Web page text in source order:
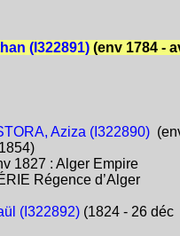
(I322891)(env 1784 -
Aziza (I322890)
1827 : Alger Empire
Régence d’Alger
(I322892)(1824 - 26 déc